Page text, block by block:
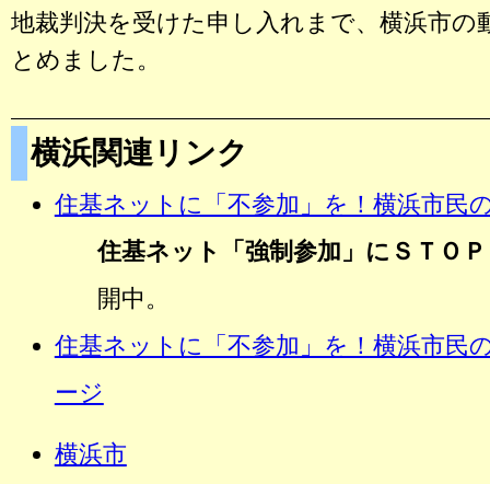
地裁判決を受けた申し入れまで、横浜市の
とめました。
横浜関連リンク
住基ネットに「不参加」を！横浜市民
住基ネット「強制参加」にＳＴＯ
開中。
住基ネットに「不参加」を！横浜市民
ージ
横浜市